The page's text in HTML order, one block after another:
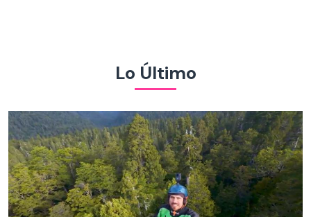
Lo Último